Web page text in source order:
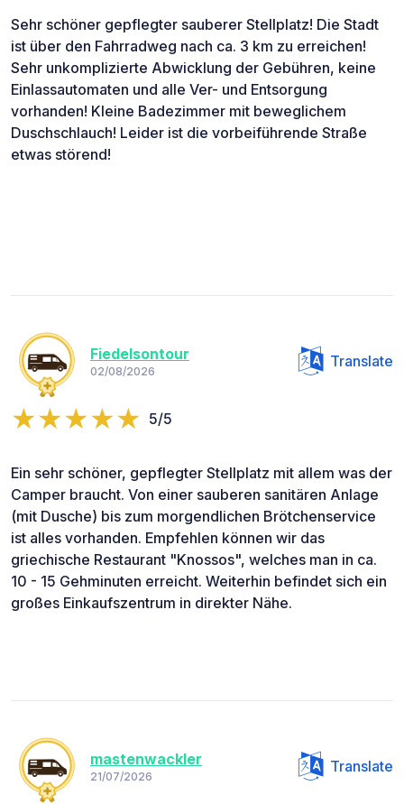
Sehr schöner gepflegter sauberer Stellplatz! Die Stadt
ist über den Fahrradweg nach ca. 3 km zu erreichen!
Sehr unkomplizierte Abwicklung der Gebühren, keine
Einlassautomaten und alle Ver- und Entsorgung
vorhanden! Kleine Badezimmer mit beweglichem
Duschschlauch! Leider ist die vorbeiführende Straße
etwas störend!
Fiedelsontour
02/08/2026
Translate
5/5
Ein sehr schöner, gepflegter Stellplatz mit allem was der
Camper braucht. Von einer sauberen sanitären Anlage
(mit Dusche) bis zum morgendlichen Brötchenservice
ist alles vorhanden. Empfehlen können wir das
griechische Restaurant "Knossos", welches man in ca.
10 - 15 Gehminuten erreicht. Weiterhin befindet sich ein
großes Einkaufszentrum in direkter Nähe.
mastenwackler
21/07/2026
Translate